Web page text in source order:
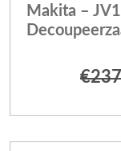
Makita –
€